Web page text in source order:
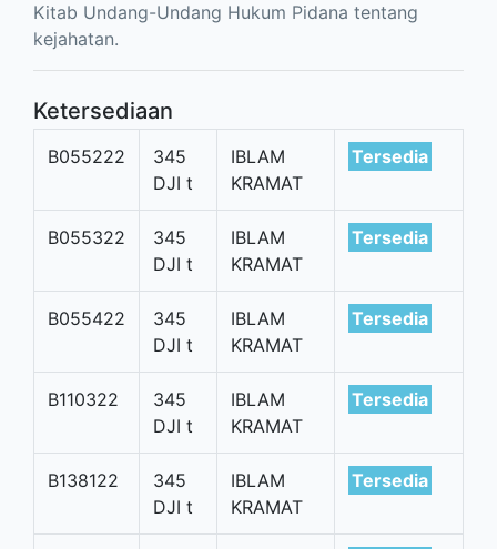
Kitab Undang-Undang Hukum Pidana tentang
kejahatan.
Ketersediaan
B055222
345
DJI t
IBLAM
KRAMAT
Tersedia
B055322
345
DJI t
IBLAM
KRAMAT
Tersedia
B055422
345
DJI t
IBLAM
KRAMAT
Tersedia
B110322
345
DJI t
IBLAM
KRAMAT
Tersedia
B138122
345
DJI t
IBLAM
KRAMAT
Tersedia